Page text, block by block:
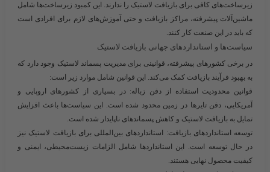
زیرساخت‌های کافی برای بازیافت لاستیک را ندارند. این کمبود زیرساخت‌ها شامل
ماشین‌آلات پیشرفته، مراکز بازیافت و حتی آموزش‌های لازم برای افرادی است
که باید در این صنعت کار کنند.
سیاست‌ها و استانداردهای جهانی بازیافت لاستیک
در برخی کشورهای پیشرفته، قوانینی برای مدیریت پسماند لاستیک وجود دارد که
به بهبود فرآیند بازیافت کمک می‌کند. این قوانین شامل موارد زیر است:
قوانین محدودیت استفاده از دفن زباله: در بسیاری از کشورهای اروپایی و
آمریکایی، دفن تایرها در زمین محدود شده است. این سیاست‌ها باعث افزایش
تمایل به بازیافت لاستیک و کاهش پسماندهای ناپایدار شده است.
توسعه استانداردهای بازیافت:
استانداردهای بین‌المللی برای بازیافت لاستیک نیز
در حال توسعه است. این استانداردها شامل الزامات زیست‌محیطی، ایمنی و
کیفیت محصول نهایی هستند.